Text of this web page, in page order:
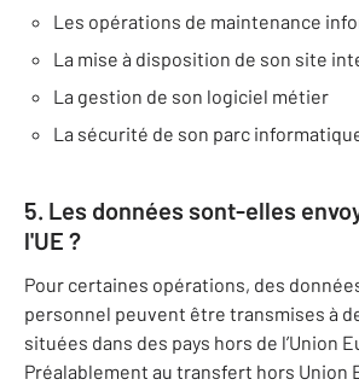
Les opérations de maintenance
La mise à disposition de son site
La gestion de son logiciel métier
La sécurité de son parc
5. Les données sont-elles
l'UE ?
Pour certaines opérations, des
personnel peuvent être transmises à
situées dans des pays hors de l’Union
Préalablement au transfert hors Union